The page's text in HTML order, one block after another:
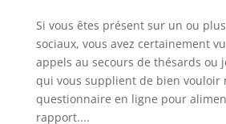
Si vous êtes présent sur un ou
sociaux, vous avez certainement
appels au secours de thésards ou
qui vous supplient de bien vouloir
questionnaire en ligne pour
rapport....